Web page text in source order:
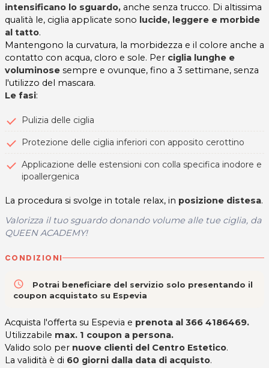
intensificano lo sguardo, anche senza trucco. Di altissima
qualità le, ciglia applicate sono lucide, leggere e morbide
al tatto.
Mantengono la curvatura, la morbidezza e il colore anche a
contatto con acqua, cloro e sole. Per ciglia lunghe e
voluminose sempre e ovunque, fino a 3 settimane, senza
l'utilizzo del mascara.
Le fasi:
Pulizia delle ciglia
Protezione delle ciglia inferiori con apposito cerottino
Applicazione delle estensioni con colla specifica inodore e
ipoallergenica
La procedura si svolge in totale relax, in posizione distesa.
Valorizza il tuo sguardo donando volume alle tue ciglia, da
QUEEN ACADEMY!
CONDIZIONI
access_time
Potrai beneficiare del servizio solo presentando il
coupon acquistato su Espevia
Acquista l'offerta su Espevia e prenota al 366 4186469.
Utilizzabile max. 1 coupon a persona.
Valido solo per nuove clienti del Centro Estetico.
La validità è di 60 giorni dalla data di acquisto.